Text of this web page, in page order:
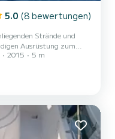
5.0 (8 bewertungen)
Strände und
Ausrüstung zum
See ausgestattet.
2015
5 m